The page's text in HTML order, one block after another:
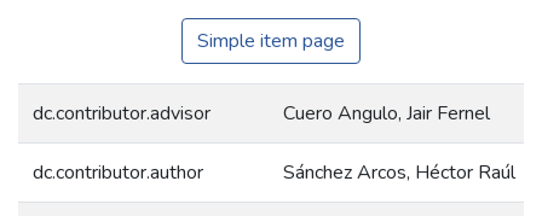
Simple item page
dc.contributor.advisor Cuero Angulo, Jair Fernel
dc.contributor.author Sánchez Arcos, Héctor Raúl